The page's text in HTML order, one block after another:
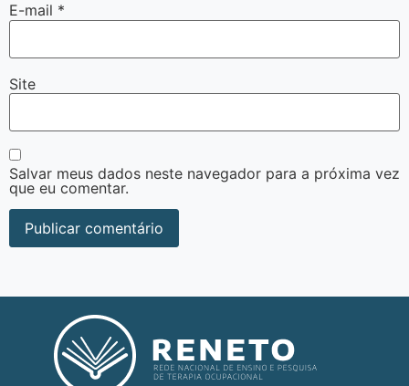
E-mail *
Site
Salvar meus dados neste navegador para a próxima vez
que eu comentar.